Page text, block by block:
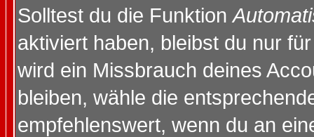
Solltest du die Funktion
aktiviert haben, bleibst du nur
wird ein Missbrauch deines
bleiben, wähle die
empfehlenswert, wenn du an